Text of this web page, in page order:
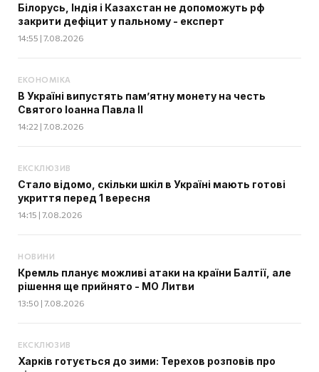
Білорусь, Індія і Казахстан не допоможуть рф
закрити дефіцит у пальному - експерт
14:55 | 7.08.2026
ЕКОНОМІКА
В Україні випустять пам’ятну монету на честь
Святого Іоанна Павла II
14:22 | 7.08.2026
ЕКСКЛЮЗИВ
Стало відомо, скільки шкіл в Україні мають готові
укриття перед 1 вересня
14:15 | 7.08.2026
НОВИНИ
Кремль планує можливі атаки на країни Балтії, але
рішення ще прийнято - МО Литви
13:50 | 7.08.2026
ЕКСКЛЮЗИВ
Харків готується до зими: Терехов розповів про